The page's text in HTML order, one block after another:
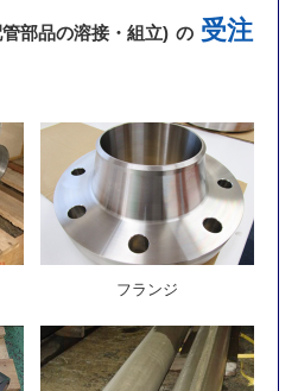
部品の溶接・組立) の 受注
フランジ